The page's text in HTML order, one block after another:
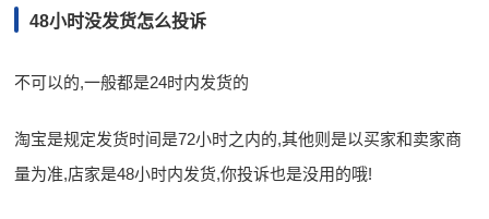
48小时没发货怎么投诉
不可以的,一般都是24时内发货的
淘宝是规定发货时间是72小时之内的,其他则是以买家和卖家商
量为准,店家是48小时内发货,你投诉也是没用的哦!